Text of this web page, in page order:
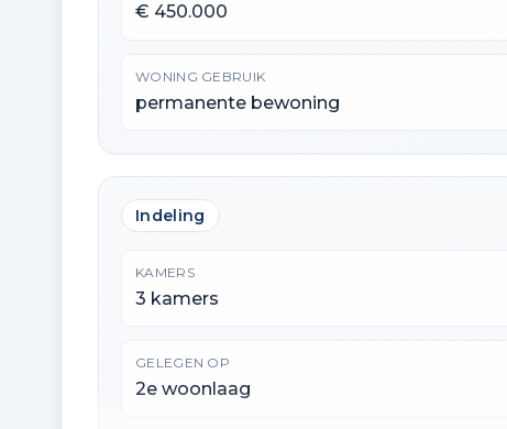
€ 450.000
WONING GEBRUIK
permanente bewoning
Indeling
KAMERS
3 kamers
GELEGEN OP
2e woonlaag